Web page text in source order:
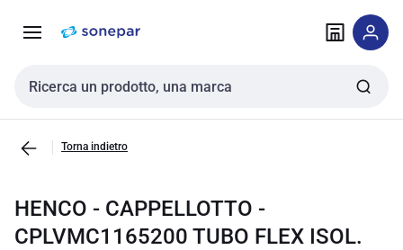
navigazione alla
Cerca input
Torna indietro
HENCO - CAPPELLOTTO -
CPLVMC1165200 TUBO FLEX ISOL.